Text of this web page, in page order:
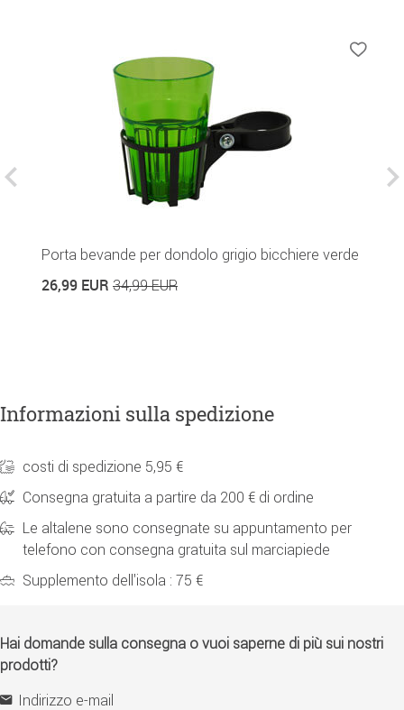
Porta bevande per dondolo grigio bicchiere verde
26,99 EUR 34,99 EUR
Informazioni sulla spedizione
costi di spedizione 5,95 €
Consegna gratuita a partire da 200 € di ordine
Le altalene sono consegnate su appuntamento per
telefono con consegna gratuita sul marciapiede
Supplemento dell'isola : 75 €
Hai domande sulla consegna o vuoi saperne di più sui nostri
prodotti?
Indirizzo e-mail